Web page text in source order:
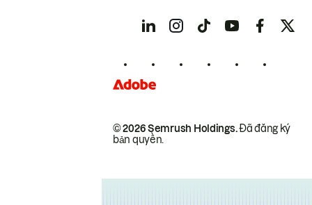
© 2026 Semrush Holdings.Đã đăng ký
bản quyền.